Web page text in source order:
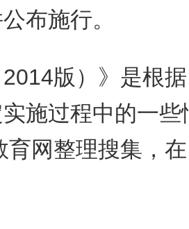
布施行。
版）》是根
施过程中的一些
网整理搜集，